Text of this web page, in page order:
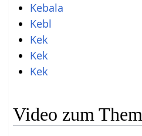
Kebala
Kebl
Kek
Kek
Kek
Video zum